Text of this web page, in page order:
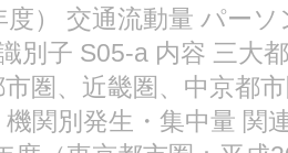
度） 交通流動量 パー
別子 S05-a 内容 三大
圏、近畿圏、中京都
関別発生・集中量 関